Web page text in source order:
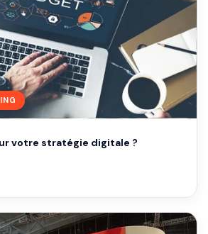
votre stratégie digitale ?